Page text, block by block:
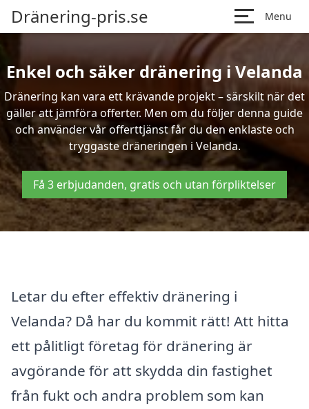
Dränering-pris.se Menu
Enkel och säker dränering i Velanda
Dränering kan vara ett krävande projekt – särskilt när det
gäller att jämföra offerter. Men om du följer denna guide
och använder vår offerttjänst får du den enklaste och
tryggaste dräneringen i Velanda.
Få 3 erbjudanden, gratis och utan förpliktelser
Letar du efter effektiv dränering i
Velanda? Då har du kommit rätt! Att hitta
ett pålitligt företag för dränering är
avgörande för att skydda din fastighet
från fukt och andra problem som kan